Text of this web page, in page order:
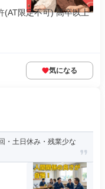
(AT限定不可) 高卒以上
気になる
・土日休み・残業少な